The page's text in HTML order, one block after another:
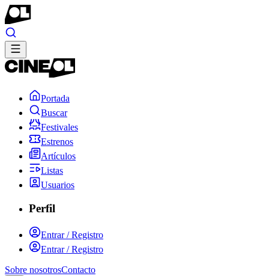
Portada
Buscar
Festivales
Estrenos
Artículos
Listas
Usuarios
Perfil
Entrar / Registro
Entrar / Registro
Sobre nosotrosContacto